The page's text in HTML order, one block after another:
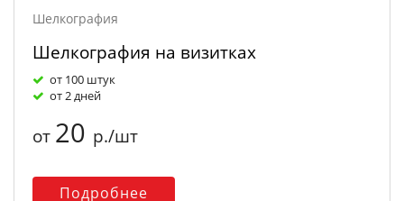
Шелкография
Шелкография на визитках
от 100 штук
от 2 дней
от 20 р./шт
Подробнее